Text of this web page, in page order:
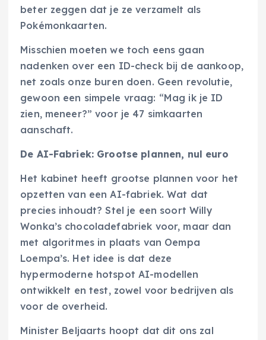
beter zeggen dat je ze verzamelt als
Pokémonkaarten.
Misschien moeten we toch eens gaan
nadenken over een ID-check bij de aankoop,
net zoals onze buren doen. Geen revolutie,
gewoon een simpele vraag: “Mag ik je ID
zien, meneer?” voor je 47 simkaarten
aanschaft.
De AI-Fabriek: Grootse plannen, nul euro
Het kabinet heeft grootse plannen voor het
opzetten van een AI-fabriek. Wat dat
precies inhoudt? Stel je een soort Willy
Wonka’s chocoladefabriek voor, maar dan
met algoritmes in plaats van Oempa
Loempa’s. Het idee is dat deze
hypermoderne hotspot AI-modellen
ontwikkelt en test, zowel voor bedrijven als
voor de overheid.
Minister Beljaarts hoopt dat dit ons zal